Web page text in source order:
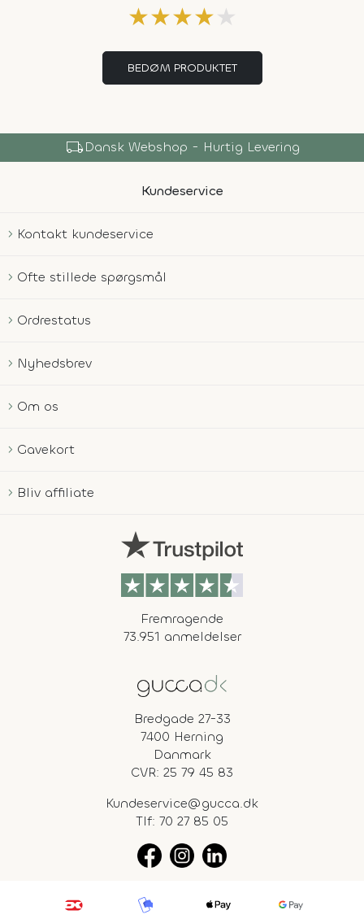
★★★★★
BEDØM PRODUKTET
local_shippingDansk Webshop - Hurtig Levering
Kundeservice
Kontakt kundeservice
Ofte stillede spørgsmål
Ordrestatus
Nyhedsbrev
Om os
Gavekort
Bliv affiliate
Fremragende
73.951 anmeldelser
Bredgade 27-33
7400 Herning
Danmark
CVR: 25 79 45 83
Kundeservice@gucca.dk
Tlf: 70 27 85 05